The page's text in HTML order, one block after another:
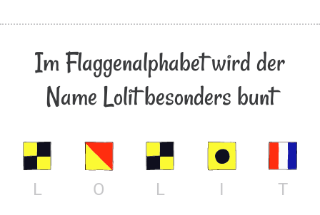
Im Flaggenalphabet wird der
Name Lolit besonders bunt
L O L I T